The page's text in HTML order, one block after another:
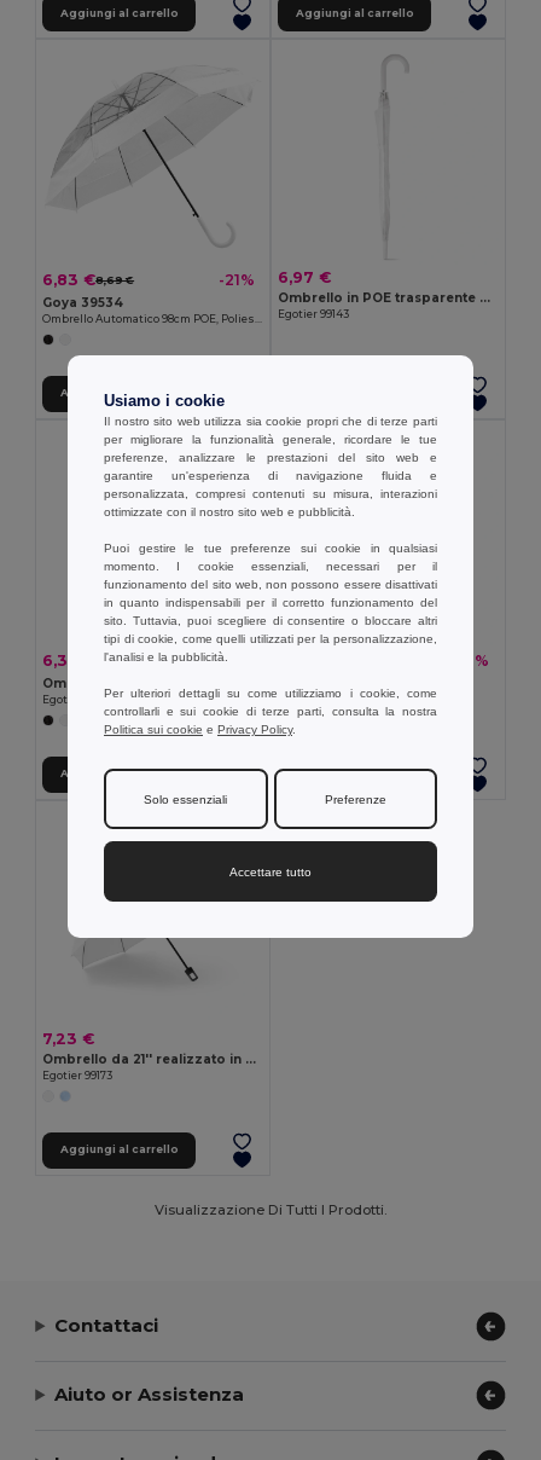
Aggiungi al carrello Aggiungi al carrello
6,83 €8,69 € -21%
Goya 39534
Aggiungi al carrello
6,97 €
Ombrello in POE trasparente con apertura automatica
Egotier 99143
6,33 € 8,63 € -27%
Egotier 99149
Aggiungi al carrello
-12%
Egotier 99098
Aggiungi al carrello
7,23 €
Ombrello da 21'' realizzato in poliestere riciclato (100% rPET) 190T pongee antivento
Egotier 99173
Aggiungi al carrello
Visualizzazione Di Tutti I Prodotti.
Contattaci
Aiuto or Assistenza
Usiamo i cookie
Il nostro sito web utilizza sia cookie propri che di terze parti
per migliorare la funzionalità generale, ricordare le tue
preferenze, analizzare le prestazioni del sito web e
garantire un'esperienza di navigazione fluida e
personalizzata, compresi contenuti su misura, interazioni
ottimizzate con il nostro sito web e pubblicità.
Puoi gestire le tue preferenze sui cookie in qualsiasi
momento. I cookie essenziali, necessari per il
funzionamento del sito web, non possono essere disattivati
in quanto indispensabili per il corretto funzionamento del
sito. Tuttavia, puoi scegliere di consentire o bloccare altri
tipi di cookie, come quelli utilizzati per la personalizzazione,
l'analisi e la pubblicità.
Per ulteriori dettagli su come utilizziamo i cookie, come
controllarli e sui cookie di terze parti, consulta la nostra
Politica sui cookie e Privacy Policy.
Solo essenziali Preferenze
Accettare tutto